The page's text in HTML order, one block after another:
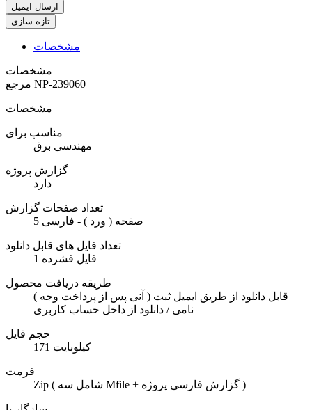
ارسال ایمیل
مشخصات
مشخصات
NP-239060
مشخصات
مناسب برای
مهندسی برق
گزارش پروژه
دارد
تعداد صفحات گزارش
5 صفحه ( ورد ) - فارسی
تعداد فایل های قابل دانلود
1 فایل فشرده
طریقه دریافت محصول
( آنی پس از پرداخت وجه ) قابل دانلود از طریق ایمیل ثبت
نامی / دانلود از داخل حساب کاربری
حجم فایل
171 کیلوبایت
فرمت
Zip ( شامل سه Mfile + گزارش فارسی پروژه )